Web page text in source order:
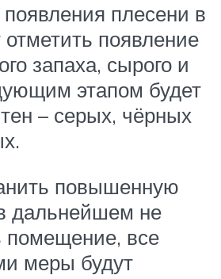
плесени в
появление
запаха, сырого и
этапом будет
– серых, чёрных
повышенную
дальнейшем не
помещение, все
меры будут